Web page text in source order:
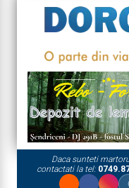
Daca sunteti
contactati la tel: